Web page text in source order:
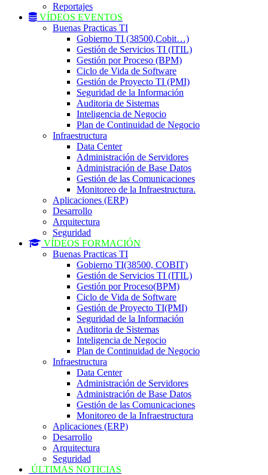
Reportajes
VÍDEOS EVENTOS
Buenas Practicas TI
Gobierno TI (38500,Cobit…)
Gestión de Servicios TI (ITIL)
Gestión por Proceso (BPM)
Ciclo de Vida de Software
Gestión de Proyecto TI (PMI)
Seguridad de la Información
Auditoria de Sistemas
Inteligencia de Negocio
Plan de Continuidad de Negocio
Infraestructura
Data Center
Administración de Servidores
Administración de Base Datos
Gestión de las Comunicaciones
Monitoreo de la Infraestructura.
Aplicaciones (ERP)
Desarrollo
Arquitectura
Seguridad
VÍDEOS FORMACIÓN
Buenas Practicas TI
Gobierno TI(38500, COBIT)
Gestión de Servicios TI (ITIL)
Gestión por Proceso(BPM)
Ciclo de Vida de Software
Gestión de Proyecto TI(PMI)
Seguridad de la Información
Auditoria de Sistemas
Inteligencia de Negocio
Plan de Continuidad de Negocio
Infraestructura
Data Center
Administración de Servidores
Administración de Base Datos
Gestión de las Comunicaciones
Monitoreo de la Infraestructura
Aplicaciones (ERP)
Desarrollo
Arquitectura
Seguridad
ÚLTIMAS NOTICIAS